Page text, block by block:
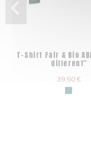
T-Shirt Fair & Bio
different"
39,50 €